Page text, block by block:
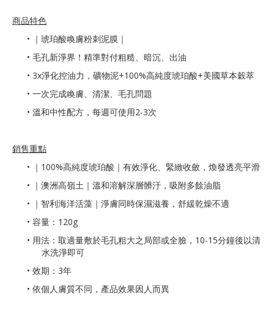
商品特色
• ｜琥珀酸喚膚粉刺泥膜｜
• 毛孔新淨界！精準對付粗糙、暗沉、出油
• 3x淨化控油力，礦物泥+100%高純度琥珀酸+美國草本穀萃
• 一次完成喚膚、清潔、毛孔問題
• 溫和中性配方，每週可使用2-3次
銷售重點
• ｜100%高純度琥珀酸｜有效淨化、緊緻收斂，煥發透亮平滑
• ｜澳洲高嶺土｜溫和溶解深層髒汙，吸附多餘油脂
• ｜智利海洋活藻｜淨膚同時保濕滋養，舒緩乾燥不適
• 容量：120g
• 用法：取適量敷於毛孔粗大之局部或全臉，10-15分鐘後以清
水洗淨即可
• 效期：3年
• 依個人膚質不同，產品效果因人而異